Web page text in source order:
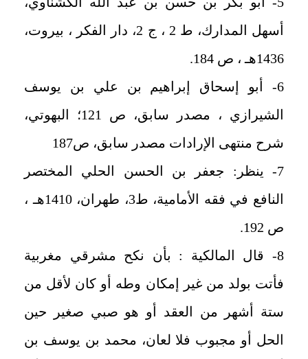
أسهل المدارك، ط 2 ، ج 2، دار الفكر ، بيروت،
1436هـ ، ص 184.
6- أبو إسحاق إبراهيم بن علي بن يوسف
الشيرازي ، مصدر سابق، ص 121؛ البهوتي،
شرح منتهى الإرادات مصدر سابق، ص187
7- ينظر: جعفر بن الحسن الحلي المختصر
النافع في فقه الأمامية، ط3، طهران، 1410هـ ،
ص 192.
8- قال المالكية : بأن نكح مشرقي مغربية
فأتت بولد من غير إمكان وطه أو كان لأقل من
ستة أشهر من العقد أو هو صبي صغير حين
الحل أو مجبوب فلا لعان، محمد بن يوسف بن